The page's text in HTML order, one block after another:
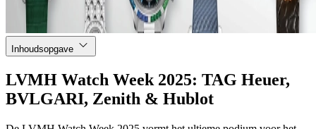
Inhoudsopgave
LVMH Watch Week 2025: TAG Heuer,
BVLGARI, Zenith & Hublot